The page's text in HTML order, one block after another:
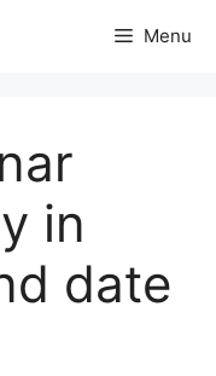
Menu
in
date